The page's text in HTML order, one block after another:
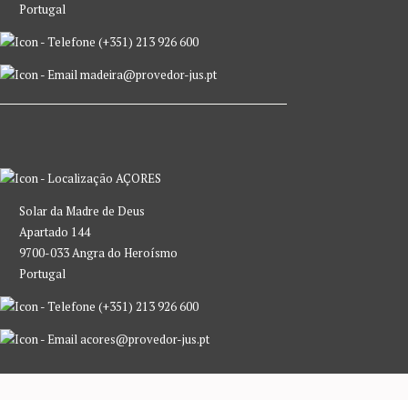
Portugal
(+351) 213 926 600
madeira@provedor-jus.pt
AÇORES
Solar da Madre de Deus
Apartado 144
9700-033 Angra do Heroísmo
Portugal
(+351) 213 926 600
acores@provedor-jus.pt